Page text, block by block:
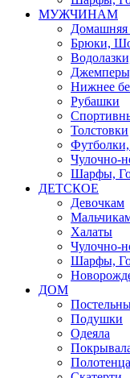
МУЖЧИНАМ
Домашняя
Брюки,
Нижнее
Рубашки
Толстовки
Чулочно-
Шарфы,
ДЕТСКОЕ
Девочкам
Халаты
Чулочно-
Шарфы,
ДОМ
Подушки
Одеяла